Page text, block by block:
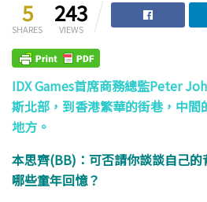
5
SHARES
243
VIEWS
IDX Games首席商務總監Peter
斯北部，到香港繁華的街巷，中
地方。
本思齊(BB)：可否請你談談自己
哪些童年回憶？